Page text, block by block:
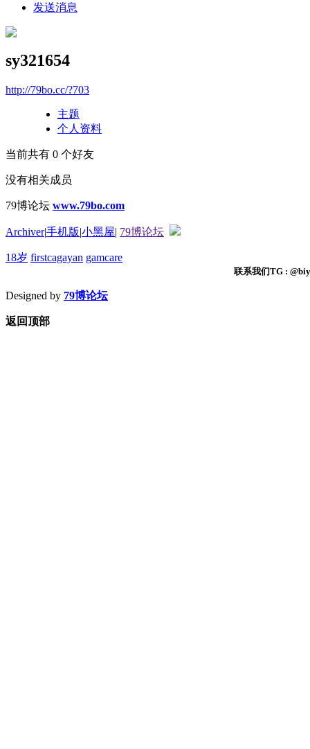
发送消息
sy321654
http://79bo.cc/?703
主题
个人资料
当前共有 0 个好友
没有相关成员
79博论坛 www.79bo.com
Archiver|手机版|小黑屋| 79博论坛
18岁 firstcagayan gamcare
联系我们TG :
Designed by 79博论坛
返回顶部